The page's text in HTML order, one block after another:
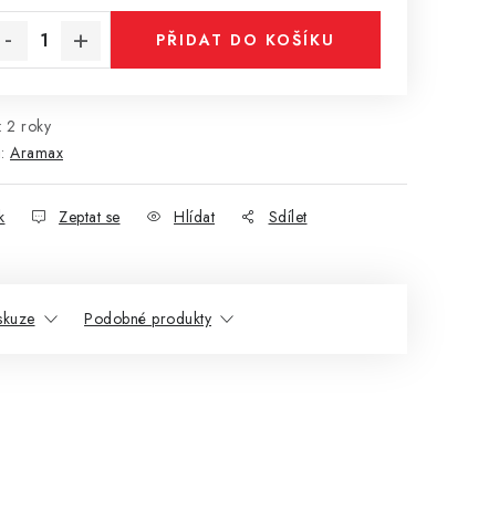
PŘIDAT DO KOŠÍKU
: 2 roky
Aramax
Zeptat se Hlídat Sdílet
Podobné produkty